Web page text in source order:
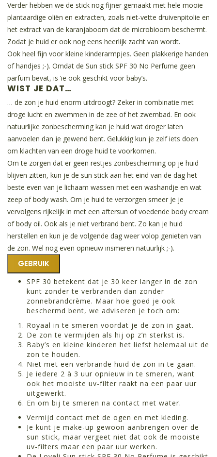
Verder hebben we de stick nog fijner gemaakt met hele mooie
plantaardige oliën en extracten, zoals niet-vette druivenpitolie en
het extract van de karanjaboom dat de microbioom beschermt.
Zodat je huid er ook nog eens heerlijk zacht van wordt.
Ook heel fijn voor kleine kinderarmpjes. Geen plakkerige handen
of handjes ;-). Omdat de Sun stick SPF 30 No Perfume geen
parfum bevat, is ‘ie ook geschikt voor baby’s.
WIST JE DAT…
… de zon je huid enorm uitdroogt? Zeker in combinatie met
droge lucht en zwemmen in de zee of het zwembad. En ook
natuurlijke zonbescherming kan je huid wat droger laten
aanvoelen dan je gewend bent. Gelukkig kun je zelf iets doen
om klachten van een droge huid te voorkomen.
Om te zorgen dat er geen restjes zonbescherming op je huid
blijven zitten, kun je de sun stick aan het eind van de dag het
beste even van je lichaam wassen met een washandje en wat
zeep of body wash. Om je huid te verzorgen smeer je je
vervolgens rijkelijk in met een aftersun of voedende body cream
of body oil. Ook als je niet verbrand bent. Zo kan je huid
herstellen en kun je de volgende dag weer volop genieten van
de zon. Wel nog even opnieuw insmeren natuurlijk ;-).
GEBRUIK
SPF 30 betekent dat je 30 keer langer in de zon
kunt zonder te verbranden dan zonder
zonnebrandcrème. Maar hoe goed je ook
beschermd bent, we adviseren je toch om:
Royaal in te smeren voordat je de zon in gaat.
De zon te vermijden als hij op z’n sterkst is.
Baby’s en kleine kinderen het liefst helemaal uit de
zon te houden.
Niet met een verbrande huid de zon in te gaan.
Je iedere 2 à 3 uur opnieuw in te smeren, want
ook het mooiste uv-filter raakt na een paar uur
uitgewerkt.
En om bij te smeren na contact met water.
Vermijd contact met de ogen en met kleding.
Je kunt je make-up gewoon aanbrengen over de
sun stick, maar vergeet niet dat ook de mooiste
uv-filters maar een paar uur werken.